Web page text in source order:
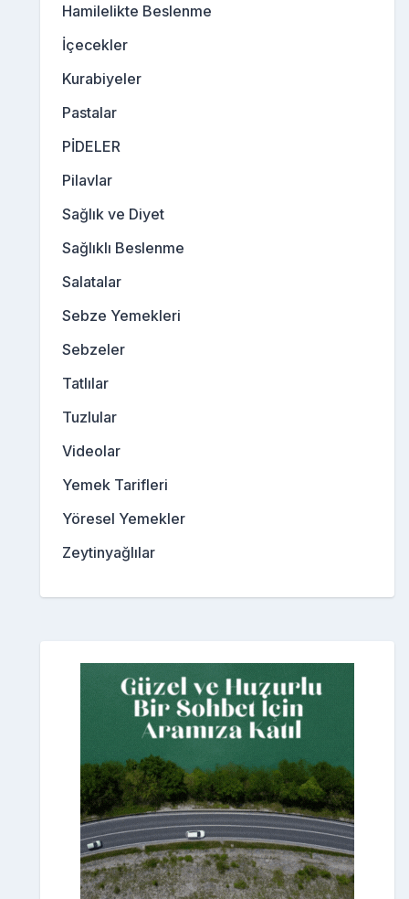
Hamilelikte Beslenme
İçecekler
Kurabiyeler
Pastalar
PİDELER
Pilavlar
Sağlık ve Diyet
Sağlıklı Beslenme
Salatalar
Sebze Yemekleri
Sebzeler
Tatlılar
Tuzlular
Videolar
Yemek Tarifleri
Yöresel Yemekler
Zeytinyağlılar